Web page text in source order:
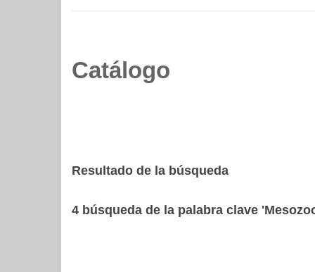
Catálogo
Resultado de la búsqueda
4 búsqueda de la palabra clave